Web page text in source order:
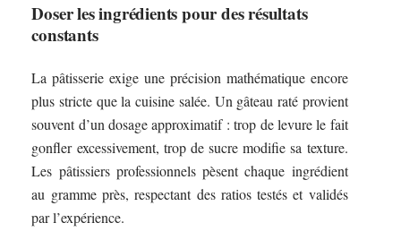
Doser les ingrédients pour des résultats
constants
La pâtisserie exige une précision mathématique encore
plus stricte que la cuisine salée. Un gâteau raté provient
souvent d’un dosage approximatif : trop de levure le fait
gonfler excessivement, trop de sucre modifie sa texture.
Les pâtissiers professionnels pèsent chaque ingrédient
au gramme près, respectant des ratios testés et validés
par l’expérience.